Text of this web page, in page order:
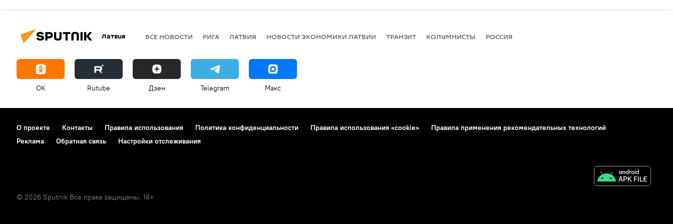
Латвия ВСЕ НОВОСТИ РИГА ЛАТВИЯ НОВОСТИ ЭКОНОМИКИ ЛАТВИИ ТРАНЗИТ КОЛУМНИСТЫ РОССИЯ
OK Rutube Дзен Telegram Макс
О проекте Контакты Правила использования Политика конфиденциальности Правила использования «cookie»
Правила применения рекомендательных технологий
Реклама
Обратная связь Настройки отслеживания
© 2026 Sputnik Все права защищены. 18+